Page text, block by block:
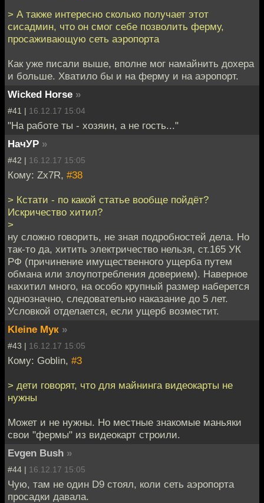
> А также интересно сколько получает этот
сисадмин, что он смог себе позволить ферму,
просаживающую сеть аэропорта
Как уже писали выше, вполне мог намайнить дохера
и больше. Хватило бы и на ферму и на аэропорт.
Wicked Horse »
#41 | 16.12.17 15:04
"На работе ты - хозяин, а не гость..."
НачУР »
#42 | 16.12.17 15:05
Кому: Zx7R, #38
> Кстати - по какой статье вообще пойдёт?
Искричество хитил?
>
ну сложно говорить, не зная подробностей дела. Но
так-то да, хитить электричество нельзя, ст.165 УК
РФ (причинение имущественного ущерба путем
обмана или злоупотребления доверием). Наверное
нахитил много, на особо крупный размер наберется
однозначно, следовательно наказание до 5 лет.
Условкой отделается, если ущерб возместит.
Kleine Мук »
#43 | 16.12.17 15:05
Кому: Goblin, #3
> дети говорят, что для майнинга видеокарты не
нужны
Может и не нужны. Но местные знакомые маньяки
свои "фермы" из видеокарт строили.
Evgen Bush »
#44 | 16.12.17 15:05
Чую, там не один D9 cтоял, коли сеть аэропорта
просадки давала.